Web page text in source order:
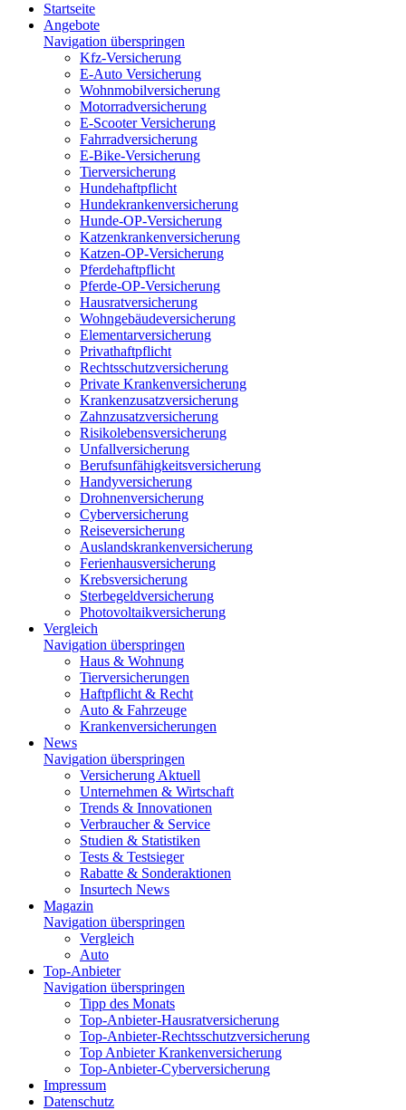
Startseite
Angebote
Navigation überspringen
Kfz-Versicherung
E-Auto Versicherung
Wohnmobilversicherung
Motorradversicherung
E-Scooter Versicherung
Fahrradversicherung
E-Bike-Versicherung
Tierversicherung
Hundehaftpflicht
Hundekrankenversicherung
Hunde-OP-Versicherung
Katzenkrankenversicherung
Katzen-OP-Versicherung
Pferdehaftpflicht
Pferde-OP-Versicherung
Hausratversicherung
Wohngebäudeversicherung
Elementarversicherung
Privathaftpflicht
Rechtsschutzversicherung
Private Krankenversicherung
Krankenzusatzversicherung
Zahnzusatzversicherung
Risikolebensversicherung
Unfallversicherung
Berufsunfähigkeitsversicherung
Handyversicherung
Drohnenversicherung
Cyberversicherung
Reiseversicherung
Auslandskrankenversicherung
Ferienhausversicherung
Krebsversicherung
Sterbegeldversicherung
Photovoltaikversicherung
Vergleich
Navigation überspringen
Haus & Wohnung
Tierversicherungen
Haftpflicht & Recht
Auto & Fahrzeuge
Krankenversicherungen
News
Navigation überspringen
Versicherung Aktuell
Unternehmen & Wirtschaft
Trends & Innovationen
Verbraucher & Service
Studien & Statistiken
Tests & Testsieger
Rabatte & Sonderaktionen
Insurtech News
Magazin
Navigation überspringen
Vergleich
Auto
Top-Anbieter
Navigation überspringen
Tipp des Monats
Top-Anbieter-Hausratversicherung
Top-Anbieter-Rechtsschutzversicherung
Top Anbieter Krankenversicherung
Top-Anbieter-Cyberversicherung
Impressum
Datenschutz